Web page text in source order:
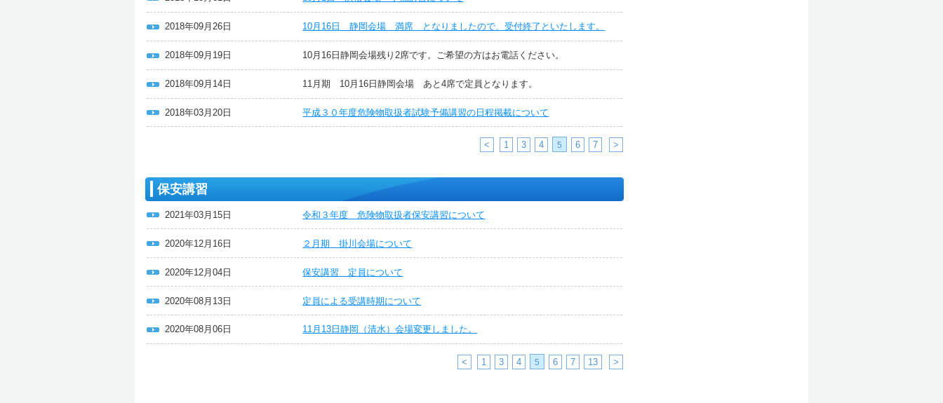
2018年09月26日 10月16日 静岡会場 満席 となりましたので、受付終了といたします。
2018年09月19日 10月16日静岡会場残り2席です。ご希望の方はお電話ください。
2018年09月14日 11月期 10月16日静岡会場 あと4席で定員となります。
2018年03月20日 平成３０年度危険物取扱者試験予備講習の日程掲載について
< 1 3 4 5 6 7 >
保安講習
2021年03月15日 令和３年度 危険物取扱者保安講習について
2020年12月16日 ２月期 掛川会場について
2020年12月04日 保安講習 定員について
2020年08月13日 定員による受講時期について
2020年08月06日 11月13日静岡（清水）会場変更しました。
< 1 3 4 5 6 7 13 >